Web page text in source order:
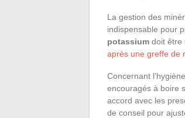
La gestion des
indispensable pour
potassium doit être
après une greffe de
Concernant
encouragés à boire
accord avec les
de conseil pour